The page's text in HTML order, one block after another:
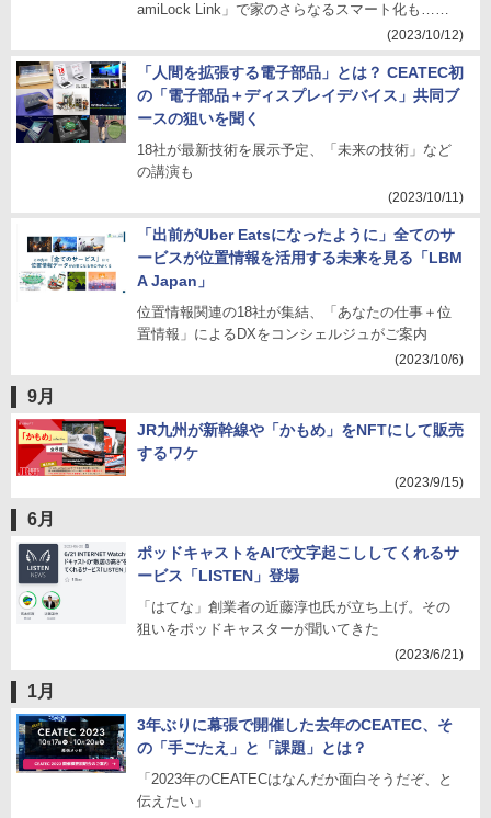
amiLock Link」で家のさらなるスマート化も……
(2023/10/12)
「人間を拡張する電子部品」とは？ CEATEC初
の「電子部品＋ディスプレイデバイス」共同ブ
ースの狙いを聞く
18社が最新技術を展示予定、「未来の技術」など
の講演も
(2023/10/11)
「出前がUber Eatsになったように」全てのサ
ービスが位置情報を活用する未来を見る「LBM
A Japan」
位置情報関連の18社が集結、「あなたの仕事＋位
置情報」によるDXをコンシェルジュがご案内
(2023/10/6)
9月
JR九州が新幹線や「かもめ」をNFTにして販売
するワケ
(2023/9/15)
6月
ポッドキャストをAIで文字起こししてくれるサ
ービス「LISTEN」登場
「はてな」創業者の近藤淳也氏が立ち上げ。その
狙いをポッドキャスターが聞いてきた
(2023/6/21)
1月
3年ぶりに幕張で開催した去年のCEATEC、そ
の「手ごたえ」と「課題」とは？
「2023年のCEATECはなんだか面白そうだぞ、と
伝えたい」